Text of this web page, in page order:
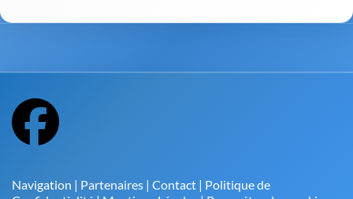
Navigation | Partenaires | Contact | Politique de